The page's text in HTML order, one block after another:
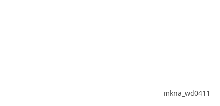
mkna_wd0411